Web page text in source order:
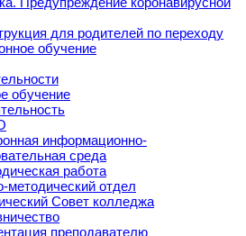
для родителей по переходу
обучение
обучение
информационно-
среда
работа
методический отдел
Совет колледжа
преподавателю